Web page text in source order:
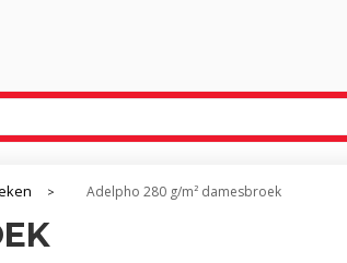
> Adelpho 280 g/m² damesbroek